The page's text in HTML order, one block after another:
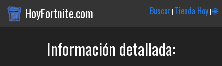
HoyFortnite.com Buscar |Tienda Hoy|🌐
Información detallada: